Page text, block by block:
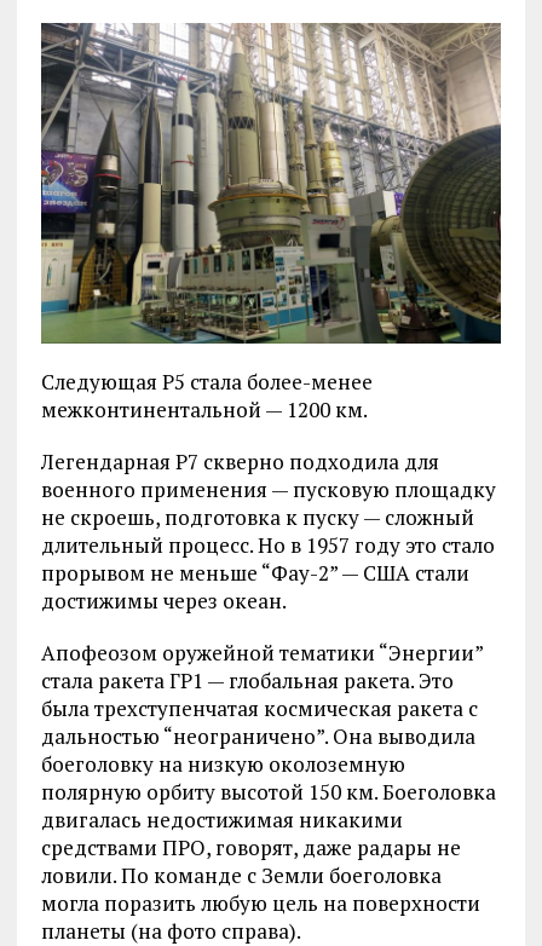
Следующая Р5 стала более-менее
межконтинентальной — 1200 км.
Легендарная Р7 скверно подходила для
военного применения — пусковую площадку
не скроешь, подготовка к пуску — сложный
длительный процесс. Но в 1957 году это стало
прорывом не меньше “Фау-2” — США стали
достижимы через океан.
Апофеозом оружейной тематики “Энергии”
стала ракета ГР1 — глобальная ракета. Это
была трехступенчатая космическая ракета с
дальностью “неограничено”. Она выводила
боеголовку на низкую околоземную
полярную орбиту высотой 150 км. Боеголовка
двигалась недостижимая никакими
средствами ПРО, говорят, даже радары не
ловили. По команде с Земли боеголовка
могла поразить любую цель на поверхности
планеты (на фото справа).